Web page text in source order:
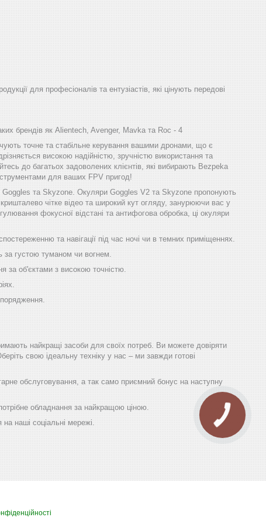
для професіоналів та ентузіастів, які цінують передові
брендів як Alientech, Avenger, Mavka та Roc - 4
точне та стабільне керування вашими дронами, що є
високою надійністю, зручністю використання та
до багатьох задоволених клієнтів, які вибирають Bezpeka
для ваших FPV пригод!
та Skyzone. Окуляри Goggles V2 та Skyzone пропонують
чітке відео та широкий кут огляду, занурюючи вас у
фокусної відстані та антифогова обробка, ці окуляри
та навігації під час ночі чи в темних приміщеннях.
за густою туманом чи вогнем.
за об'єктами з високою точністю.
найкращі засоби для своїх потреб. Ви можете довіряти
свою ідеальну техніку у нас – ми завжди готові
обслуговування, а так само приємний бонус на наступну
обладнання за найкращою ціною.
наші соціальні мережі.